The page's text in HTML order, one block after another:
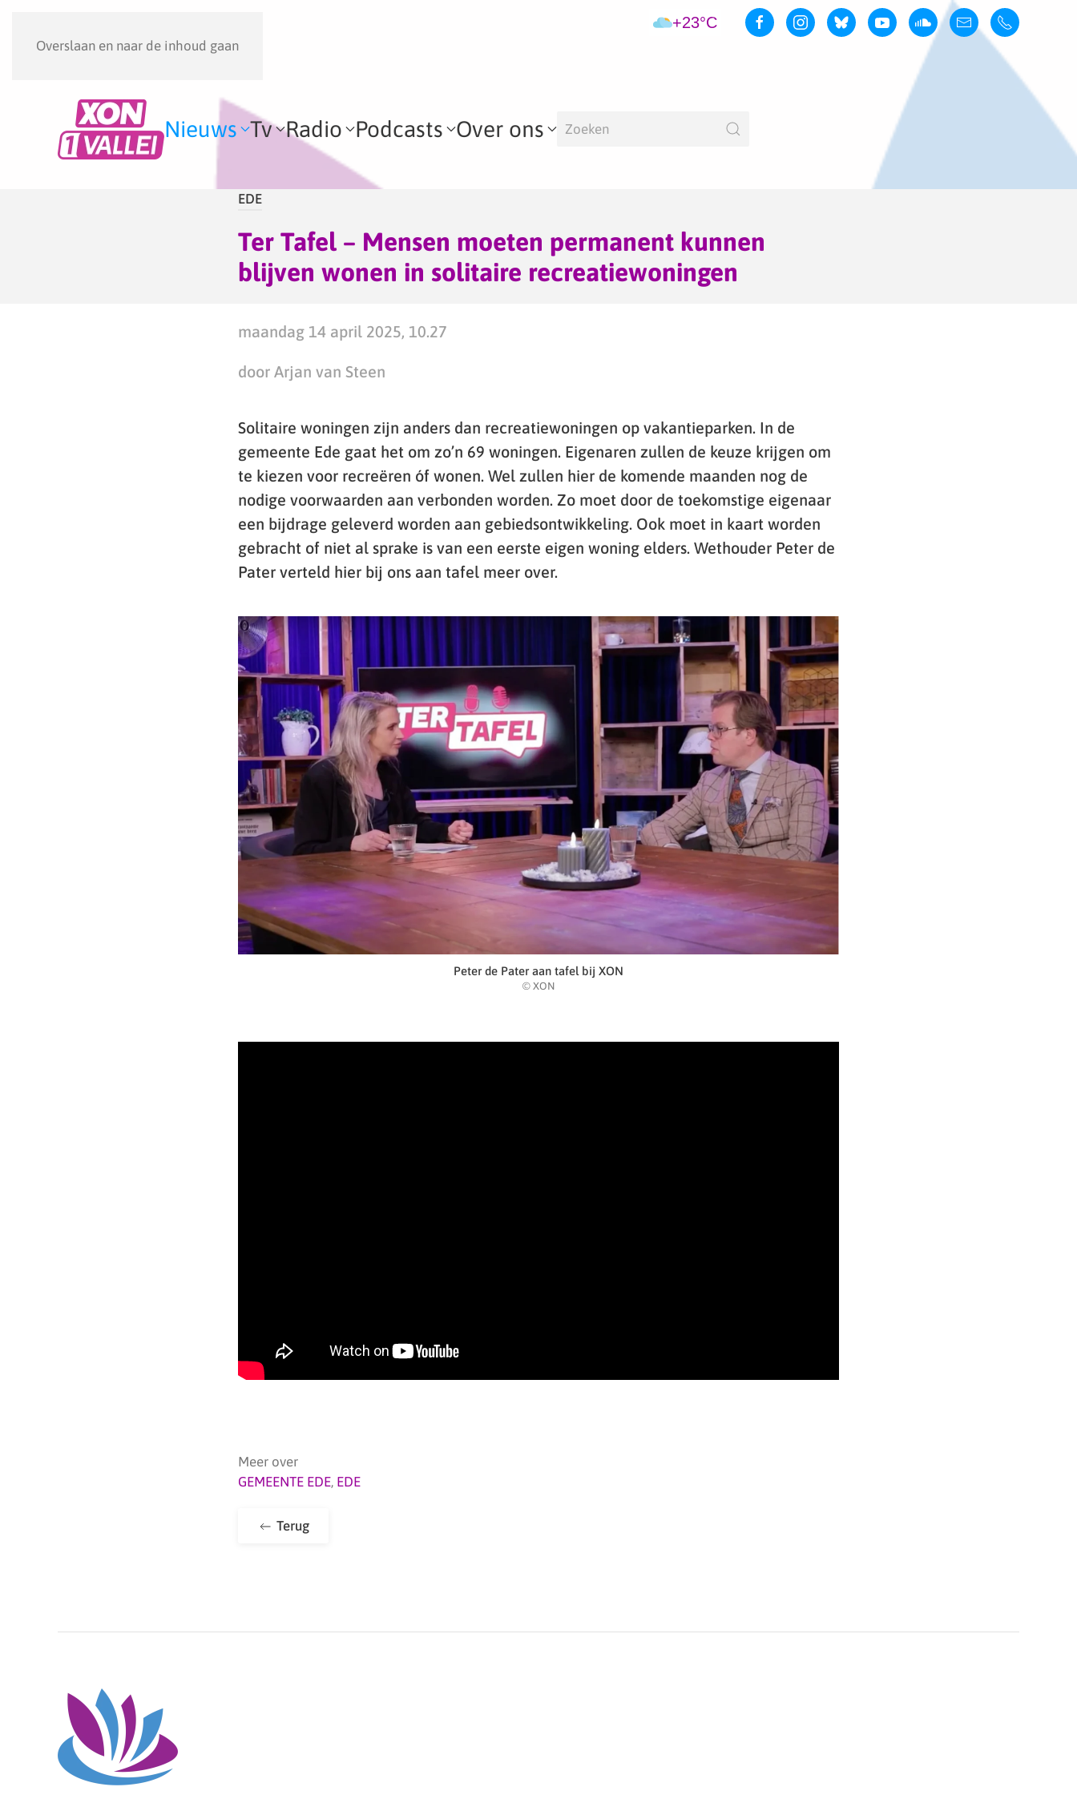
Overslaan en naar de inhoud gaan
+23°C
Nieuws Tv Radio Podcasts Over ons
EDE
Ter Tafel – Mensen moeten permanent kunnen
blijven wonen in solitaire recreatiewoningen
maandag 14 april 2025, 10.27
door Arjan van Steen
Solitaire woningen zijn anders dan recreatiewoningen op vakantieparken. In de
gemeente Ede gaat het om zo’n 69 woningen. Eigenaren zullen de keuze krijgen om
te kiezen voor recreëren óf wonen. Wel zullen hier de komende maanden nog de
nodige voorwaarden aan verbonden worden. Zo moet door de toekomstige eigenaar
een bijdrage geleverd worden aan gebiedsontwikkeling. Ook moet in kaart worden
gebracht of niet al sprake is van een eerste eigen woning elders. Wethouder Peter de
Pater verteld hier bij ons aan tafel meer over.
Peter de Pater aan tafel bij XON
© XON
Meer over
GEMEENTE EDE, EDE
Terug